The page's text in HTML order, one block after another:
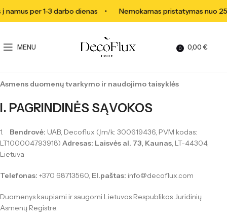
per 1-3 darbo dienas Nemokamas pristatymas nuo 250 €
MENU 0 0,00€
Duomenų tvarkymas
Asmens duomenų tvarkymo ir naudojimo taisyklės
I. PAGRINDINĖS SĄVOKOS
1. Bendrovė: UAB, Decoflux (Įm/k: 300619436, PVM kodas:
LT100004793918) Adresas: Laisvės al. 73, Kaunas, LT-44304,
Lietuva
Telefonas: +370 68713560, El.paštas: info@decoflux.com
Duomenys kaupiami ir saugomi Lietuvos Respublikos Juridinių
Asmenų Registre.